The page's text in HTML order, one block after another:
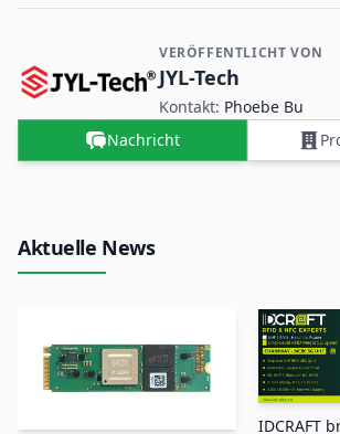
Kontakt- und Firmeninformationen
VERÖFFENTLICHT VON
JYL-Tech
Kontakt: Phoebe Bu
Nachricht
Aktuelle News
IDCRAFT